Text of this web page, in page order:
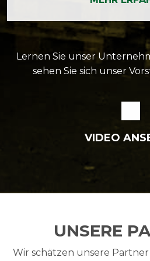
Lernen Sie unser
sehen Sie sich unser
VIDEO
UNSERE
Wir schätzen unsere